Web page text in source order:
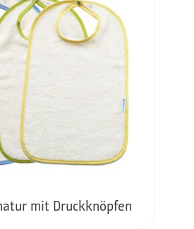
mit Druckknöpfen